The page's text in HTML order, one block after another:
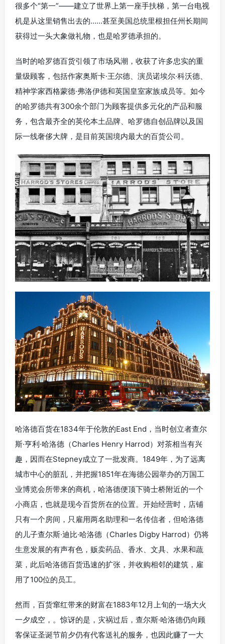
很多个“第一”——建立了世界上第一座手扶梯，第一台电视
机是从这里销售出去的……甚至美国总统里根担任州长期间
获得过一头大象做礼物，也是哈罗德承担的。
当时的哈罗德百货引领了市场风潮，收获了许多忠实的重
量级顾客，包括作家奥斯卡·王尔德、演员诺埃尔·科沃德、
精神学家西格蒙德·弗洛伊德和英国皇室家族成员等。如今
的哈罗德共有300余个部门为顾客提供多元化的产品和服
务，包含最齐全的英伦本土品牌、哈罗德自创品牌以及国
际一线奢侈大牌，是目前英国境内最大的百货公司。
哈洛德百货在1834年于伦敦的East End，当时创立者查尔
斯·亨利·哈洛德（Charles Henry Harrod）对茶相当有兴
趣，因而在Stepney成立了一批发商。1849年，为了远离
城市中心的脏乱，并把握1851年在海德公园举办的万国工
业博览会所带来的商机，哈洛德便顶下骑士桥附近的一个
小商店，也就是现今百货所在的位置。开始经营时，店铺
只有一个房间，只雇用两名助理和一名传信者，但哈洛德
的儿子查尔斯·迪比·哈洛德（Charles Digby Harrod）仍将
生意发展的有声有色，贩卖药品、香水、文具、水果和蔬
菜，此后哈洛德百货迅速的扩张，并收购相邻的建筑，雇
用了100位的员工。
然而，百货窜红带来的财富在1883年12月上旬的一场大火
一夕成空，。惊讶的是，灾祸过后，查尔斯·哈洛德仍向顾
客保证圣诞节前夕仍有代客送礼的服务，也因此赚了一大